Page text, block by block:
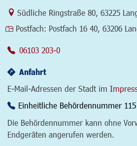
Link zur Google-Maps Navigation
Südliche Ringstraße 80 63225
Postfach: Postfach 16 40, 63206
06103 203-0
Anfahrt
E-Mail-Adressen der Stadt im
Einheitliche Behördennummer 115
Die Behördennummer kann ohne
Endgeräten angerufen werden.